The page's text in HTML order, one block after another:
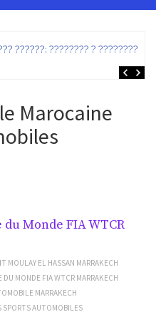
??????: ???????? ? ???????? ?
Marocaine
Monde FIA WTCR
MOULAY EL HASSAN MARRAKECH
DU MONDE FIA WTCR MARRAKECH
MARRAKECH
SPORTS AUTOMOBILES